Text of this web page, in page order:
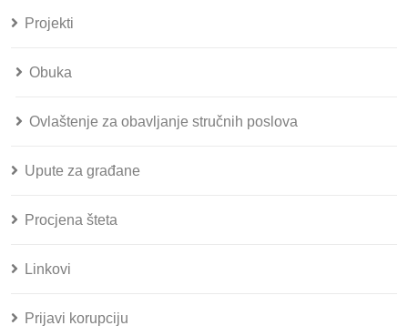
Projekti
Obuka
Ovlaštenje za obavljanje stručnih poslova
Upute za građane
Procjena šteta
Linkovi
Prijavi korupciju